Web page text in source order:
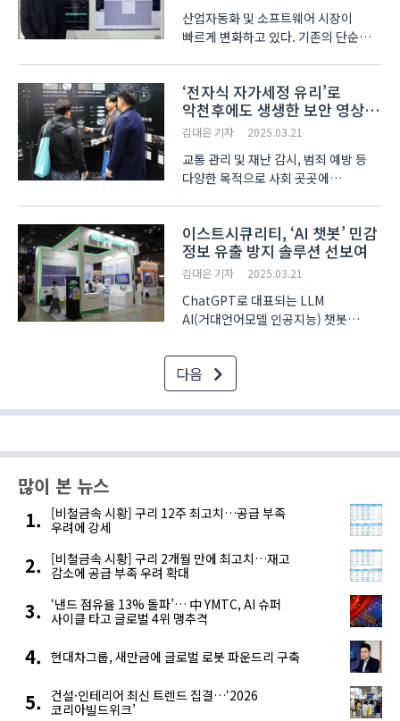
산업자동화 및 소프트웨어 시장이
빠르게 변화하고 있다. 기존의 단순한
대두되고 있는 가운데,기업들은 이를
반영한 디지털화를 강화하고 있다.
산업용 소프트웨어 기업 아비바(..
‘전자식 자가세정 유리’로
악천후에도 생생한 보안 영상
취득
김대은 기자 2025.03.21
교통 관리 및 재난 감시, 범죄 예방 등
다양한 목적으로 사회 곳곳에
사용되는 만큼, 빗물과 이물질로 인한
오염물로 시인성이 저하된다는 한계가
지적된다. 일산 킨텍스(KINT..
이스트시큐리티, ‘AI 챗봇’ 민감
정보 유출 방지 솔루션 선보여
김대은 기자 2025.03.21
ChatGPT로 대표되는 LLM
AI(거대언어모델 인공지능) 챗봇
·기밀 데이터 유출에 주의를 기울여야
한다는 경고도 커지고 있다.
통합보안전문기업 이스트시큐리티
(EST SECURITY)는 ‘제24회 세계
다음
많이 본 뉴스
[비철금속 시황] 구리 12주 최고치…공급 부족
우려에 강세
[비철금속 시황] 구리 2개월 만에 최고치…재고
감소에 공급 부족 우려 확대
‘낸드 점유율 13% 돌파’… 中 YMTC, AI 슈퍼
사이클 타고 글로벌 4위 맹추격
현대차그룹, 새만금에 글로벌 로봇 파운드리 구축
건설·인테리어 최신 트렌드 집결…‘2026
코리아빌드위크’